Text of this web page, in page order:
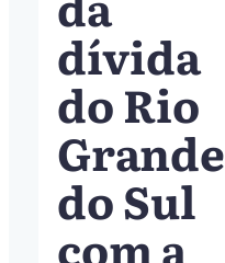
dívida
do Rio
Grande
do Sul
com a